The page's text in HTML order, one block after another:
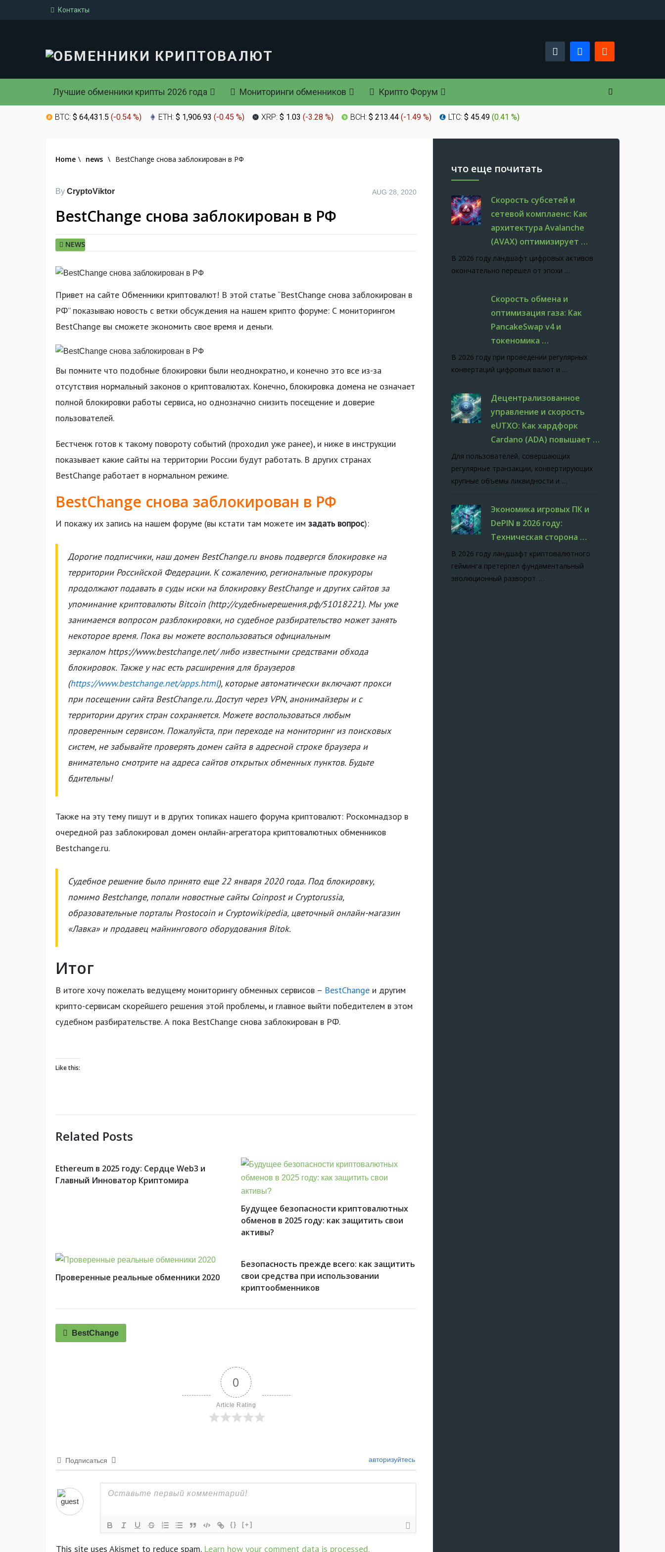
Контакты
Лучшие обменники крипты 2026 года Мониторинги обменников Крипто Форум
BTC: $ 64,431.5 (-0.54 %) ETH: $ 1,906.93 (-0.45 %) XRP: $ 1.03 (-3.28 %) BCH: $ 213.44 (-1.49 %) LTC: $ 45.49 (0.41 %)
Home \ news \ BestChange снова заблокирован в РФ
By CryptoViktor AUG 28, 2020
BestChange снова заблокирован в РФ
NEWS
Привет на сайте Обменники криптовалют! В этой статье “BestChange снова заблокирован в
РФ” показываю новость с ветки обсуждения на нашем крипто форуме: С мониторингом
BestChange вы сможете экономить свое время и деньги.
Вы помните что подобные блокировки были неоднократно, и конечно это все из-за
отсутствия нормальный законов о криптовалютах. Конечно, блокировка домена не означает
полной блокировки работы сервиса, но однозначно снизить посещение и доверие
пользователей.
Бестченж готов к такому повороту событий (проходил уже ранее), и ниже в инструкции
показывает какие сайты на территории России будут работать. В других странах
BestChange работает в нормальном режиме.
BestChange снова заблокирован в РФ
И покажу их запись на нашем форуме (вы кстати там можете им задать вопрос):
Дорогие подписчики, наш домен BestChange.ru вновь подвергся блокировке на
территории Российской Федерации. К сожалению, региональные прокуроры
продолжают подавать в суды иски на блокировку BestChange и других сайтов за
упоминание криптовалюты Bitcoin (http://судебныерешения.рф/51018221). Мы уже
занимаемся вопросом разблокировки, но судебное разбирательство может занять
некоторое время. Пока вы можете воспользоваться официальным
зеркалом https://www.bestchange.net/ либо известными средствами обхода
блокировок. Также у нас есть расширения для браузеров
(https://www.bestchange.net/apps.html), которые автоматически включают прокси
при посещении сайта BestChange.ru. Доступ через VPN, анонимайзеры и с
территории других стран сохраняется. Можете воспользоваться любым
проверенным сервисом. Пожалуйста, при переходе на мониторинг из поисковых
систем, не забывайте проверять домен сайта в адресной строке браузера и
внимательно смотрите на адреса сайтов открытых обменных пунктов. Будьте
бдительны!
Также на эту тему пишут и в других топиках нашего форума криптовалют: Роскомнадзор в
очередной раз заблокировал домен онлайн-агрегатора криптовалютных обменников
Bestchange.ru.
Судебное решение было принято еще 22 января 2020 года. Под блокировку,
помимо Bestchange, попали новостные сайты Coinpost и Cryptorussia,
образовательные порталы Prostocoin и Cryptowikipedia, цветочный онлайн-магазин
«Лавка» и продавец майнингового оборудования Bitok.
Итог
В итоге хочу пожелать ведущему мониторингу обменных сервисов – BestChange и другим
крипто-сервисам скорейшего решения этой проблемы, и главное выйти победителем в этом
судебном разбирательстве. А пока BestChange снова заблокирован в РФ.
Like this:
Related Posts
Ethereum в 2025 году: Сердце Web3 и
Главный Инноватор Криптомира
Будущее безопасности криптовалютных
обменов в 2025 году: как защитить свои
активы?
Проверенные реальные обменники 2020
Безопасность прежде всего: как защитить
свои средства при использовании
криптообменников
BestChange
0
Article Rating
Подписаться авторизуйтесь
{} [+]
This site uses Akismet to reduce spam. Learn how your comment data is processed.
что еще почитать
Скорость субсетей и
сетевой комплаенс: Как
архитектура Avalanche
(AVAX) оптимизирует …
В 2026 году ландшафт цифровых активов
окончательно перешел от эпохи …
Скорость обмена и
оптимизация газа: Как
PancakeSwap v4 и
токеномика …
В 2026 году при проведении регулярных
конвертаций цифровых валют и …
Децентрализованное
управление и скорость
eUTXO: Как хардфорк
Cardano (ADA) повышает …
Для пользователей, совершающих
регулярные транзакции, конвертирующих
крупные объемы ликвидности и …
Экономика игровых ПК и
DePIN в 2026 году:
Техническая сторона …
В 2026 году ландшафт криптовалютного
гейминга претерпел фундаментальный
эволюционный разворот. …